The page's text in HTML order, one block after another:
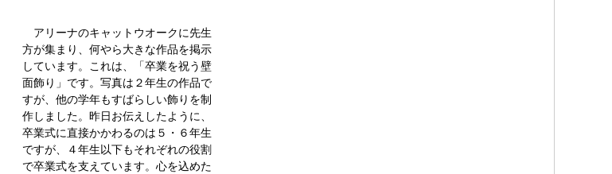
アリーナのキャットウオークに先生
方が集まり、何やら大きな作品を掲示
しています。これは、「卒業を祝う壁
面飾り」です。写真は２年生の作品で
すが、他の学年もすばらしい飾りを制
作しました。昨日お伝えしたように、
卒業式に直接かかわるのは５・６年生
ですが、４年生以下もそれぞれの役割
で卒業式を支えています。心を込めた